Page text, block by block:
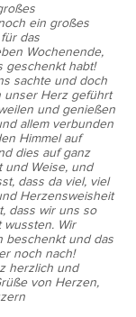
ein großes
das
Wochenende,
geschenkt habt!
sachte und doch
unser Herz geführt
und genießen
allem verbunden
Himmel auf
dies auf ganz
und Weise, und
dass da viel, viel
Herzensweisheit
dass wir uns so
Wir
beschenkt und das
noch nach!
herzlich und
von Herzen,